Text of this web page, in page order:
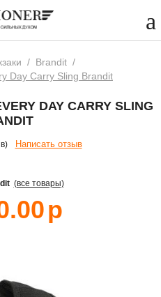
/ Brandit /
Day Carry Sling Brandit
DAY CARRY SLING
Написать отзыв
(все товары)
р